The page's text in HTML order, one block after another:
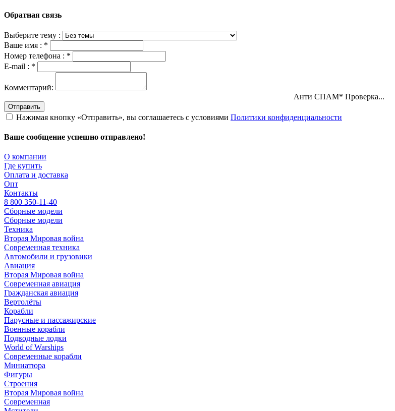
Обратная связь
Выберите тему :
Ваше имя : *
Номер телефона : *
E-mail : *
Комментарий:
Анти СПАМ* Проверка пройдена
Отправить
Нажимая кнопку «Отправить», вы соглашаетесь с условиями Политики конфиденциальности
Ваше сообщение успешно отправлено!
О компании
Где купить
Оплата и доставка
Опт
Контакты
8 800 350-11-40
Сборные модели
Сборные модели
Техника
Вторая Мировая война
Современная техника
Автомобили и грузовики
Авиация
Вторая Мировая война
Современная авиация
Гражданская авиация
Вертолёты
Корабли
Парусные и пассажирские
Военные корабли
Подводные лодки
World of Warships
Современные корабли
Миниатюра
Фигуры
Строения
Вторая Мировая война
Современная